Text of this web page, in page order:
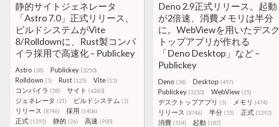
静的サイトジェネレータ
「Astro 7.0」正式リリース、
ビルドシステムがVite
8/Rolldownに、Rust製コンパ
イラ採用で高速化 – Publickey
Astro (38) Publickey (3250)
Rolldown (5) Rust (125) Vite (15)
コンパイラ (58) サイト (6260)
ジェネレータ (21) ビルドシステム (2)
リリース (8746) 採用 (1406)
正式 (1292) 静的 (26) 高速 (900)
Deno 2.9正式リリース。起動
が2倍速、消費メモリは半分
に。WebViewを用いたデスク
トップアプリが作れる
「Deno Desktop」など –
Publickey
Deno (58) Desktop (497)
Publickey (3250) WebView (25)
デスクトップアプリ (3) メモリ (474)
リリース (8746) 半分 (55) 正式 (1292)
消費 (514) 起動 (187)